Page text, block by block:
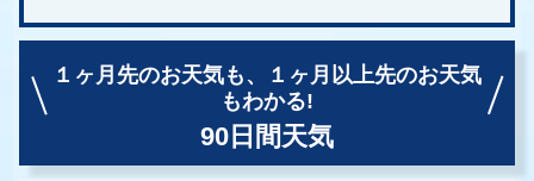
１ヶ月先のお天気も、
１ヶ月以上先のお天気
もわかる!
90日間天気